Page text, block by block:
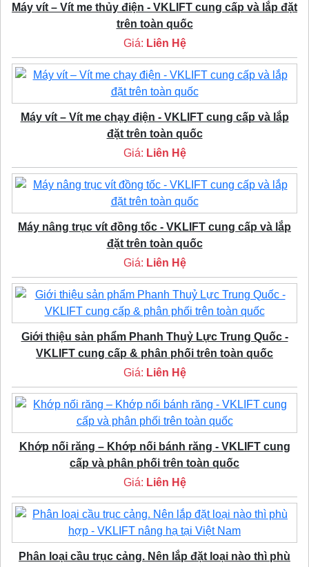
Máy vít – Vít me thủy điện - VKLIFT cung cấp và lắp đặt
trên toàn quốc
Giá: Liên Hệ
Máy vít – Vít me chạy điện - VKLIFT cung cấp và lắp
đặt trên toàn quốc
Giá: Liên Hệ
Máy nâng trục vít đồng tốc - VKLIFT cung cấp và lắp
đặt trên toàn quốc
Giá: Liên Hệ
Giới thiệu sản phẩm Phanh Thuỷ Lực Trung Quốc -
VKLIFT cung cấp & phân phối trên toàn quốc
Giá: Liên Hệ
Khớp nối răng – Khớp nối bánh răng - VKLIFT cung
cấp và phân phối trên toàn quốc
Giá: Liên Hệ
Phân loại cầu trục cảng. Nên lắp đặt loại nào thì phù